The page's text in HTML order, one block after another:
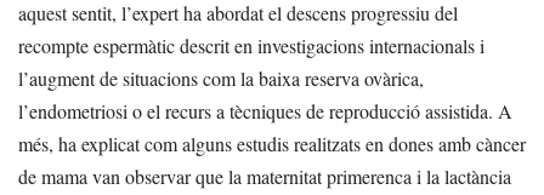
aquest sentit, l’expert ha abordat el descens progressiu del
recompte espermàtic descrit en investigacions internacionals i
l’augment de situacions com la baixa reserva ovàrica,
l’endometriosi o el recurs a tècniques de reproducció assistida. A
més, ha explicat com alguns estudis realitzats en dones amb càncer
de mama van observar que la maternitat primerenca i la lactància